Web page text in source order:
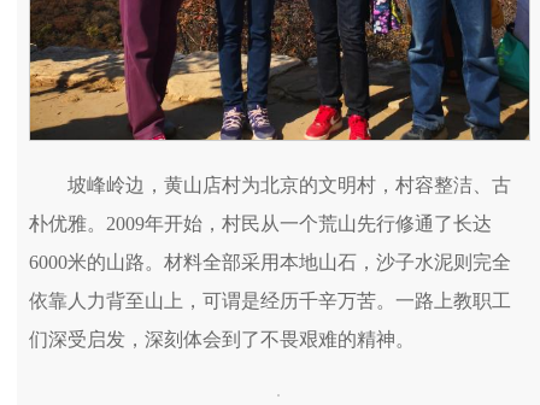
坡峰岭边，黄山店村为北京的文明村，村容整洁、古
朴优雅。2009年开始，村民从一个荒山先行修通了长达
6000米的山路。材料全部采用本地山石，沙子水泥则完全
依靠人力背至山上，可谓是经历千辛万苦。一路上教职工
们深受启发，深刻体会到了不畏艰难的精神。